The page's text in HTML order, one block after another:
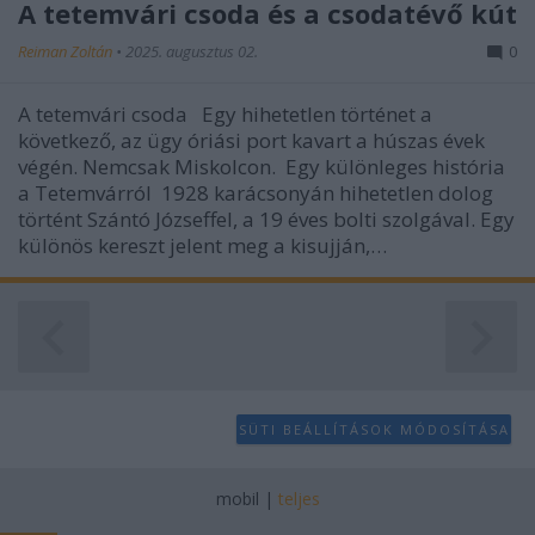
A tetemvári csoda és a csodatévő kút
Reiman Zoltán • 2025. augusztus 02. 0
A tetemvári csoda Egy hihetetlen történet a
következő, az ügy óriási port kavart a húszas évek
végén. Nemcsak Miskolcon. Egy különleges história
a Tetemvárról 1928 karácsonyán hihetetlen dolog
történt Szántó Józseffel, a 19 éves bolti szolgával. Egy
különös kereszt jelent meg a kisujján,…
SÜTI BEÁLLÍTÁSOK MÓDOSÍTÁSA
mobil | teljes